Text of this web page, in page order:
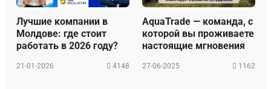
Лучшие компании в
Молдове: где стоит
работать в 2026 году?
21-01-2026 4148
AquaTrade — команда, с
которой вы проживаете
настоящие мгновения
27-06-2025 1162